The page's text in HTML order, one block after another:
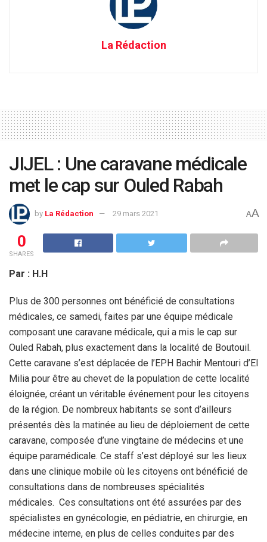
La Rédaction
JIJEL : Une caravane médicale
met le cap sur Ouled Rabah
by La Rédaction 29 mars 2021 AA
0
SHARES
Par : H.H
Plus de 300 personnes ont bénéficié de consultations
médicales, ce samedi, faites par une équipe médicale
composant une caravane médicale, qui a mis le cap sur
Ouled Rabah, plus exactement dans la localité de Boutouil.
Cette caravane s’est déplacée de l’EPH Bachir Mentouri d’El
Milia pour être au chevet de la population de cette localité
éloignée, créant un véritable événement pour les citoyens
de la région. De nombreux habitants se sont d’ailleurs
présentés dès la matinée au lieu de déploiement de cette
caravane, composée d’une vingtaine de médecins et une
équipe paramédicale. Ce staff s’est déployé sur les lieux
dans une clinique mobile où les citoyens ont bénéficié de
consultations dans de nombreuses spécialités
médicales. Ces consultations ont été assurées par des
spécialistes en gynécologie, en pédiatrie, en chirurgie, en
médecine interne, en plus de celles conduites par des